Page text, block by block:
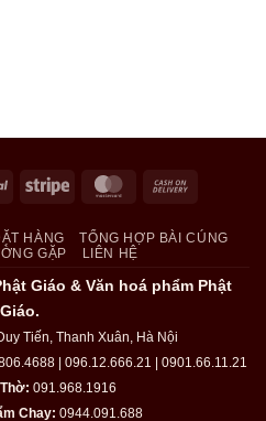
PayPal Stripe MasterCard
Delivery
HÀNG
TỔNG HỢP BÀI CÚNG
GẶP
LIÊN HỆ
Giáo & Văn hoá phẩm Phật
Giáo.
Tiến, Thanh Xuân, Hà Nội
| 096.12.666.21 | 0901.66.11.21
091.968.1916
Chay: 0944.091.688